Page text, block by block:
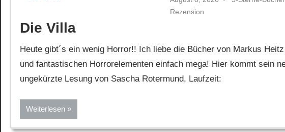
Rezension
Die Villa
Heute gibt´s ein wenig Horror!! Ich liebe die Bücher von Markus
und fantastischen Horrorelementen einfach mega! Hier kommt sein
ungekürzte Lesung von Sascha Rotermund, Laufzeit:
Weiterlesen